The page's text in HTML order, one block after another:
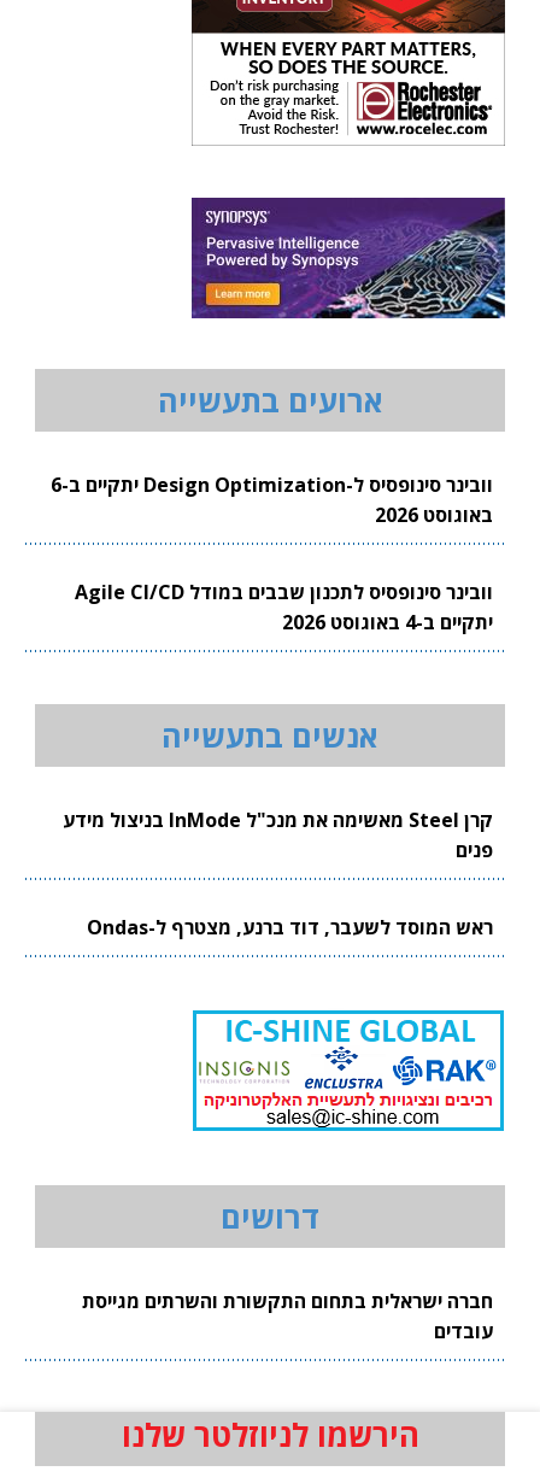
ארועים בתעשייה
וובינר סינופסיס ל-Design Optimization יתקיים ב-6
באוגוסט 2026
וובינר סינופסיס לתכנון שבבים במודל Agile CI/CD
יתקיים ב-4 באוגוסט 2026
אנשים בתעשייה
קרן Steel מאשימה את מנכ"ל InMode בניצול מידע
פנים
ראש המוסד לשעבר, דוד ברנע, מצטרף ל-Ondas
דרושים
חברה ישראלית בתחום התקשורת והשרתים מגייסת
עובדים
הירשמו לניוזלטר שלנו